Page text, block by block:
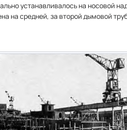
устанавливалось на носовой
на средней, за второй дымовой